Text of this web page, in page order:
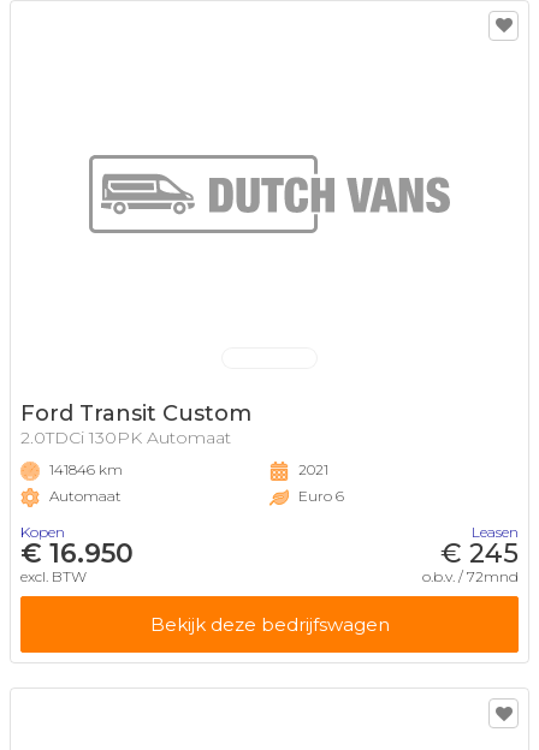
Ford Transit Custom
2.0TDCi 130PK Automaat
141846 km
Automaat
2021
Euro 6
Kopen
€ 16.950
excl. BTW
Leasen
€ 245
o.b.v. / 72mnd
Bekijk deze bedrijfswagen